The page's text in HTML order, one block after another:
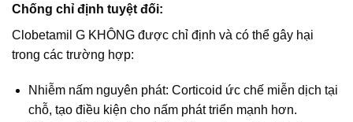
Chống chỉ định tuyệt đối:
Clobetamil G KHÔNG được chỉ định và có thể gây hại
trong các trường hợp:
Nhiễm nấm nguyên phát: Corticoid ức chế miễn dịch tại
chỗ, tạo điều kiện cho nấm phát triển mạnh hơn.